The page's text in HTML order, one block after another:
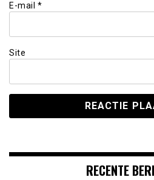
E-mail *
Site
RECENTE